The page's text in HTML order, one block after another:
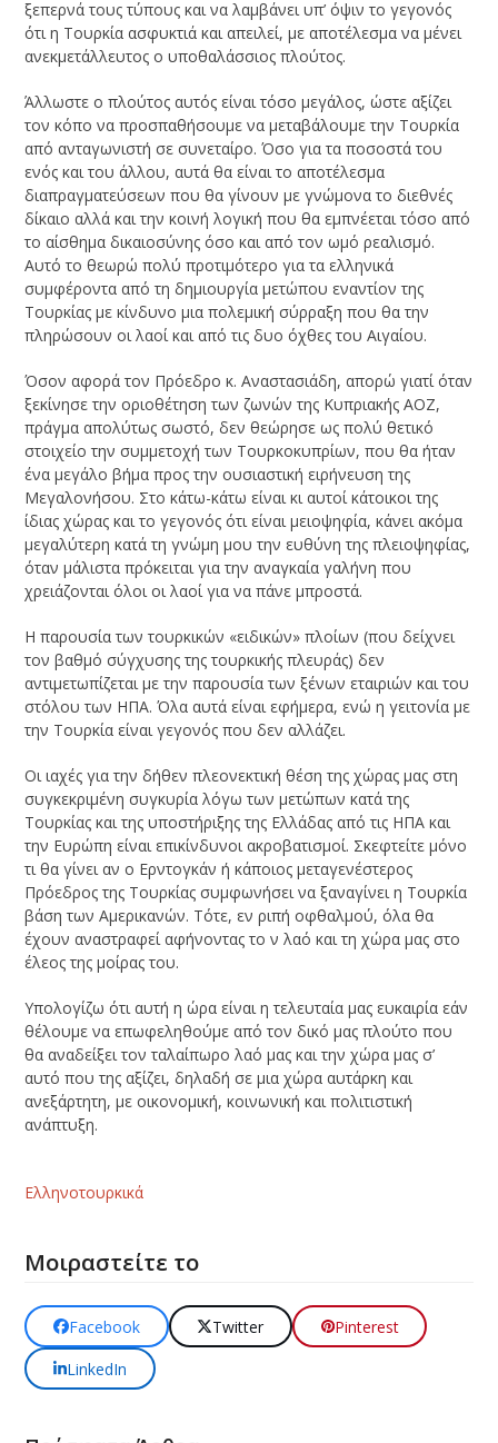
ξεπερνά τους τύπους και να λαμβάνει υπ’ όψιν το γεγονός
ότι η Τουρκία ασφυκτιά και απειλεί, με αποτέλεσμα να μένει
ανεκμετάλλευτος ο υποθαλάσσιος πλούτος.
Άλλωστε ο πλούτος αυτός είναι τόσο μεγάλος, ώστε αξίζει
τον κόπο να προσπαθήσουμε να μεταβάλουμε την Τουρκία
από ανταγωνιστή σε συνεταίρο. Όσο για τα ποσοστά του
ενός και του άλλου, αυτά θα είναι το αποτέλεσμα
διαπραγματεύσεων που θα γίνουν με γνώμονα το διεθνές
δίκαιο αλλά και την κοινή λογική που θα εμπνέεται τόσο από
το αίσθημα δικαιοσύνης όσο και από τον ωμό ρεαλισμό.
Αυτό το θεωρώ πολύ προτιμότερο για τα ελληνικά
συμφέροντα από τη δημιουργία μετώπου εναντίον της
Τουρκίας με κίνδυνο μια πολεμική σύρραξη που θα την
πληρώσουν οι λαοί και από τις δυο όχθες του Αιγαίου.
Όσον αφορά τον Πρόεδρο κ. Αναστασιάδη, απορώ γιατί όταν
ξεκίνησε την οριοθέτηση των ζωνών της Κυπριακής ΑΟΖ,
πράγμα απολύτως σωστό, δεν θεώρησε ως πολύ θετικό
στοιχείο την συμμετοχή των Τουρκοκυπρίων, που θα ήταν
ένα μεγάλο βήμα προς την ουσιαστική ειρήνευση της
Μεγαλονήσου. Στο κάτω-κάτω είναι κι αυτοί κάτοικοι της
ίδιας χώρας και το γεγονός ότι είναι μειοψηφία, κάνει ακόμα
μεγαλύτερη κατά τη γνώμη μου την ευθύνη της πλειοψηφίας,
όταν μάλιστα πρόκειται για την αναγκαία γαλήνη που
χρειάζονται όλοι οι λαοί για να πάνε μπροστά.
Η παρουσία των τουρκικών «ειδικών» πλοίων (που δείχνει
τον βαθμό σύγχυσης της τουρκικής πλευράς) δεν
αντιμετωπίζεται με την παρουσία των ξένων εταιριών και του
στόλου των ΗΠΑ. Όλα αυτά είναι εφήμερα, ενώ η γειτονία με
την Τουρκία είναι γεγονός που δεν αλλάζει.
Οι ιαχές για την δήθεν πλεονεκτική θέση της χώρας μας στη
συγκεκριμένη συγκυρία λόγω των μετώπων κατά της
Τουρκίας και της υποστήριξης της Ελλάδας από τις ΗΠΑ και
την Ευρώπη είναι επικίνδυνοι ακροβατισμοί. Σκεφτείτε μόνο
τι θα γίνει αν ο Ερντογκάν ή κάποιος μεταγενέστερος
Πρόεδρος της Τουρκίας συμφωνήσει να ξαναγίνει η Τουρκία
βάση των Αμερικανών. Τότε, εν ριπή οφθαλμού, όλα θα
έχουν αναστραφεί αφήνοντας το ν λαό και τη χώρα μας στο
έλεος της μοίρας του.
Υπολογίζω ότι αυτή η ώρα είναι η τελευταία μας ευκαιρία εάν
θέλουμε να επωφεληθούμε από τον δικό μας πλούτο που
θα αναδείξει τον ταλαίπωρο λαό μας και την χώρα μας σ’
αυτό που της αξίζει, δηλαδή σε μια χώρα αυτάρκη και
ανεξάρτητη, με οικονομική, κοινωνική και πολιτιστική
ανάπτυξη.
Ελληνοτουρκικά
Μοιραστείτε το
Facebook Twitter
Pinterest
LinkedIn